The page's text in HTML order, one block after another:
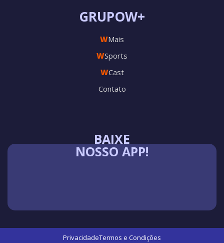
BAIXE
NOSSO APP!
GRUPOW+
WMais
WSports
WCast
Contato
PrivacidadeTermos e Condições